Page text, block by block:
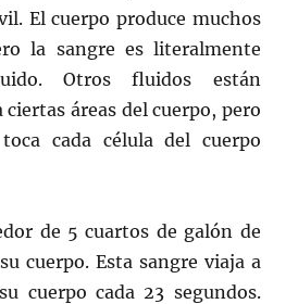
El cuerpo produce muchos
la sangre es literalmente
Otros fluidos están
áreas del cuerpo, pero
cada célula del cuerpo
de 5 cuartos de galón de
cuerpo. Esta sangre viaja a
cuerpo cada 23 segundos.